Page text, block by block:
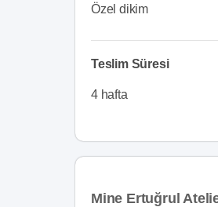
Özel dikim
Teslim Süresi
4 hafta
Mine Ertuğrul